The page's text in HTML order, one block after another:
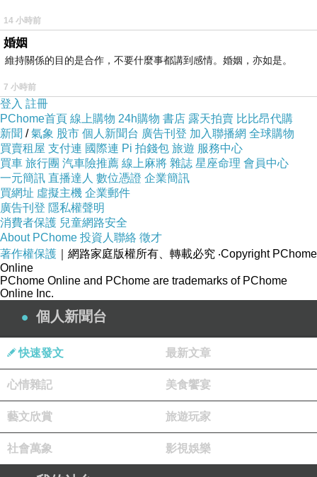
14 小時前
婚姻
維持關係的目的是合作，不要什麼事都講到感情。婚姻，亦如是。
7 小時前
登入 註冊
PChome首頁 線上購物 24h購物 書店 露天拍賣 比比昂代購
新聞 /氣象 股市 個人新聞台 廣告刊登 加入聯播網 全球購物
買賣租屋 支付連 國際連 Pi 拍錢包 旅遊 服務中心
買車 旅行團 汽車險推薦 線上麻將 雜誌 星座命理 會員中心
一元簡訊 直播達人 數位憑證 企業簡訊
買網址 虛擬主機 企業郵件
廣告刊登 隱私權聲明
消費者保護 兒童網路安全
About PChome 投資人聯絡 徵才
著作權保護 ｜網路家庭版權所有、轉載必究 ‧Copyright PChome
Online
PChome Online and PChome are trademarks of PChome
Online Inc.
個人新聞台
快速發文 最新文章
心情雜記 美食饗宴
藝文欣賞 旅遊玩家
社會萬象 影視娛樂